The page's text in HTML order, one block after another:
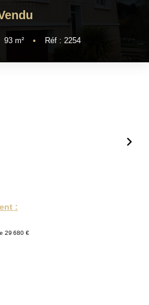
Équipe
Rejoindre
93 m² • Réf : 2254
:
29 680 €